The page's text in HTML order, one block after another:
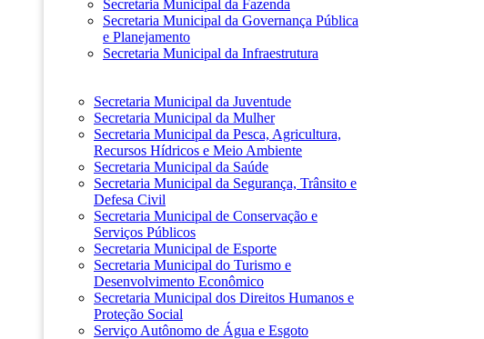
Secretaria Municipal da Fazenda
Secretaria Municipal da Governança Pública
e Planejamento
Secretaria Municipal da Infraestrutura
Secretaria Municipal da Juventude
Secretaria Municipal da Mulher
Secretaria Municipal da Pesca, Agricultura,
Recursos Hídricos e Meio Ambiente
Secretaria Municipal da Saúde
Secretaria Municipal da Segurança, Trânsito e
Defesa Civil
Secretaria Municipal de Conservação e
Serviços Públicos
Secretaria Municipal de Esporte
Secretaria Municipal do Turismo e
Desenvolvimento Econômico
Secretaria Municipal dos Direitos Humanos e
Proteção Social
Serviço Autônomo de Água e Esgoto